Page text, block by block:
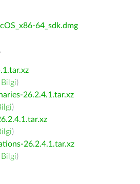
64_sdk.dmg
Bilgi)
26.2.4.1.tar.xz
)
)
26.2.4.1.tar.xz
Bilgi)